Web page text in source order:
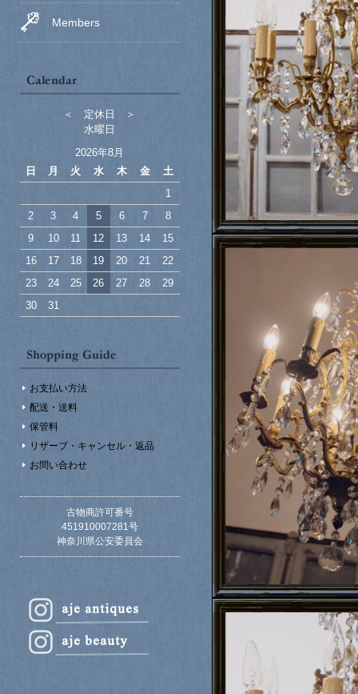
Members
＜ 定休日 ＞
水曜日
2026年8月
日
月 火 水 木 金
土
1
2
3 4 5 6 7
8
9
10 11 12 13 14
15
16
17 18 19 20 21
22
23
24 25 26 27 28
29
30
31
お支払い方法
配送・送料
保管料
リザーブ・キャンセル・返品
お問い合わせ
古物商許可番号
451910007281号
神奈川県公安委員会